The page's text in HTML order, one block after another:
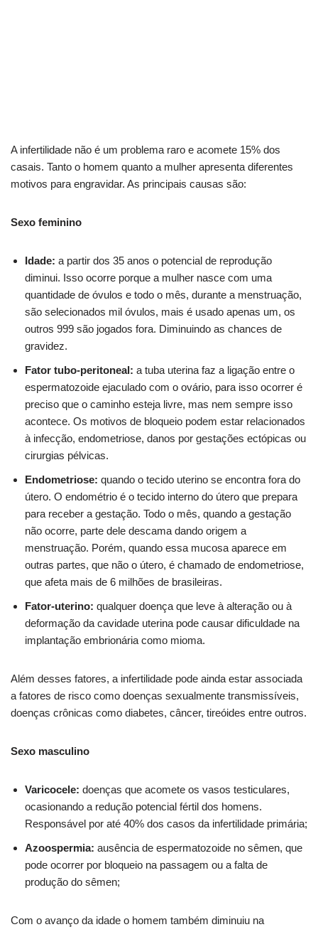
A infertilidade não é um problema raro e acomete 15% dos
casais. Tanto o homem quanto a mulher apresenta diferentes
motivos para engravidar. As principais causas são:
Sexo feminino
Idade: a partir dos 35 anos o potencial de reprodução
diminui. Isso ocorre porque a mulher nasce com uma
quantidade de óvulos e todo o mês, durante a menstruação,
são selecionados mil óvulos, mais é usado apenas um, os
outros 999 são jogados fora. Diminuindo as chances de
gravidez.
Fator tubo-peritoneal: a tuba uterina faz a ligação entre o
espermatozoide ejaculado com o ovário, para isso ocorrer é
preciso que o caminho esteja livre, mas nem sempre isso
acontece. Os motivos de bloqueio podem estar relacionados
à infecção, endometriose, danos por gestações ectópicas ou
cirurgias pélvicas.
Endometriose: quando o tecido uterino se encontra fora do
útero. O endométrio é o tecido interno do útero que prepara
para receber a gestação. Todo o mês, quando a gestação
não ocorre, parte dele descama dando origem a
menstruação. Porém, quando essa mucosa aparece em
outras partes, que não o útero, é chamado de endometriose,
que afeta mais de 6 milhões de brasileiras.
Fator-uterino: qualquer doença que leve à alteração ou à
deformação da cavidade uterina pode causar dificuldade na
implantação embrionária como mioma.
Além desses fatores, a infertilidade pode ainda estar associada
a fatores de risco como doenças sexualmente transmissíveis,
doenças crônicas como diabetes, câncer, tireóides entre outros.
Sexo masculino
Varicocele: doenças que acomete os vasos testiculares,
ocasionando a redução potencial fértil dos homens.
Responsável por até 40% dos casos da infertilidade primária;
Azoospermia: ausência de espermatozoide no sêmen, que
pode ocorrer por bloqueio na passagem ou a falta de
produção do sêmen;
Com o avanço da idade o homem também diminuiu na